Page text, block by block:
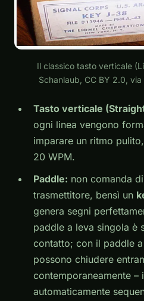
Il classico tasto verticale
Schanlaub, CC BY 2.0,
Tasto verticale
ogni linea vengono
imparare un ritmo
20 WPM.
Paddle: non comanda
trasmettitore, bensì un
genera segni
paddle a leva singola è
contatto; con il paddle
possono chiudere
contemporaneamente –
automaticamente